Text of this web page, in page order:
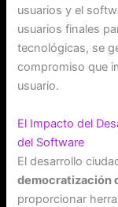
usuarios y el
usuarios finales
tecnológicas, se
compromiso que
usuario.
El Impacto del
del Software
El desarrollo
democratización
proporcionar